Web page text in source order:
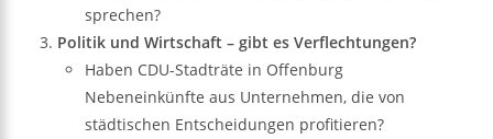
sprechen?
Politik und Wirtschaft – gibt es Verflechtungen?
Haben CDU-Stadträte in Offenburg
Nebeneinkünfte aus Unternehmen, die von
städtischen Entscheidungen profitieren?